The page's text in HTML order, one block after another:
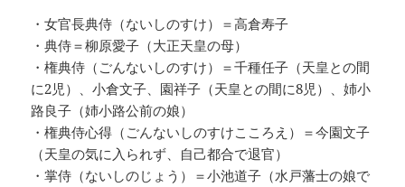
・女官長典侍（ないしのすけ）＝高倉寿子
・典侍＝柳原愛子（大正天皇の母）
・権典侍（ごんないしのすけ）＝千種任子（天皇との間
に2児）、小倉文子、園祥子（天皇との間に8児）、姉小
路良子（姉小路公前の娘）
・権典侍心得（ごんないしのすけこころえ）＝今園文子
（天皇の気に入られず、自己都合で退官）
・掌侍（ないしのじょう）＝小池道子（水戸藩士の娘で